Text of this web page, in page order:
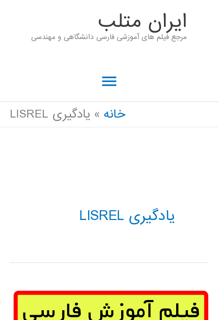
ايران متلب
مرجع فیلم های آموزشی فارسی دانشگاهی و مهندسی
فهرست
اصلی
خانه یادگیری LISREL
یادگیری LISREL